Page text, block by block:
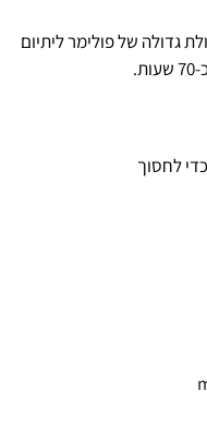
גדולה של פולימר ליתיום
לחסוך